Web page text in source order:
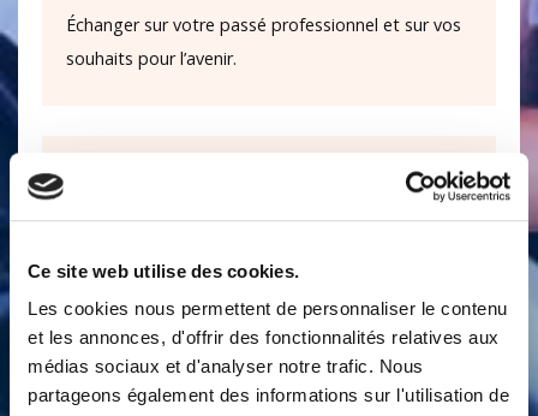
Ce site web utilise des cookies.
Les cookies nous permettent de personnaliser le contenu
et les annonces, d'offrir des fonctionnalités relatives aux
médias sociaux et d'analyser notre trafic. Nous
partageons également des informations sur l'utilisation de
Échanger sur votre passé professionnel et sur vos
souhaits pour l’avenir.
En vous conseillant
Votre parcours est singulier, chacun de nos